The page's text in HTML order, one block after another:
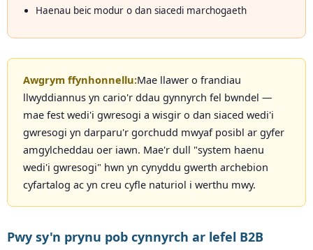
Haenau beic modur o dan siacedi marchogaeth
Awgrym ffynhonnellu:Mae llawer o frandiau
llwyddiannus yn cario'r ddau gynnyrch fel bwndel —
mae fest wedi'i gwresogi a wisgir o dan siaced wedi'i
gwresogi yn darparu'r gorchudd mwyaf posibl ar gyfer
amgylcheddau oer iawn. Mae'r dull "system haenu
wedi'i gwresogi" hwn yn cynyddu gwerth archebion
cyfartalog ac yn creu cyfle naturiol i werthu mwy.
Pwy sy'n prynu pob cynnyrch ar lefel B2B